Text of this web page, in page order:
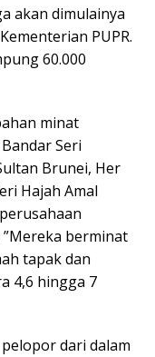
akan dimulainya
PUPR.
60.000
minat
Seri
Brunei, Her
Hajah Amal
berminat
tapak dan
4,6 hingga 7
dari dalam